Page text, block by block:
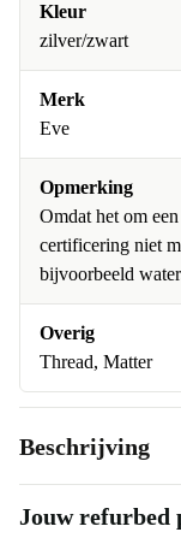
Kleur
zilver/zwart
Merk
Eve
Opmerking
Omdat het om
certificering niet
bijvoorbeeld
Overig
Thread, Matter
Beschrijving
Jouw refurbed